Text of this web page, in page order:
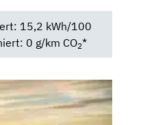
15,2 kWh/100
0 g/km CO2*